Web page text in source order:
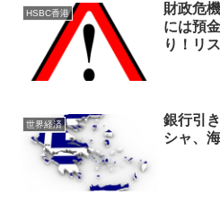
HSBC香港
財政危
には預
り！リ
世界経済
銀行引
シャ、